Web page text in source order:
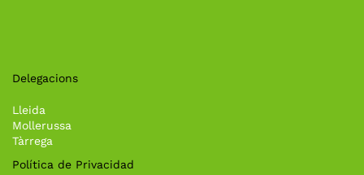
Delegacions
Lleida
Mollerussa
Tàrrega
Política de Privacidad